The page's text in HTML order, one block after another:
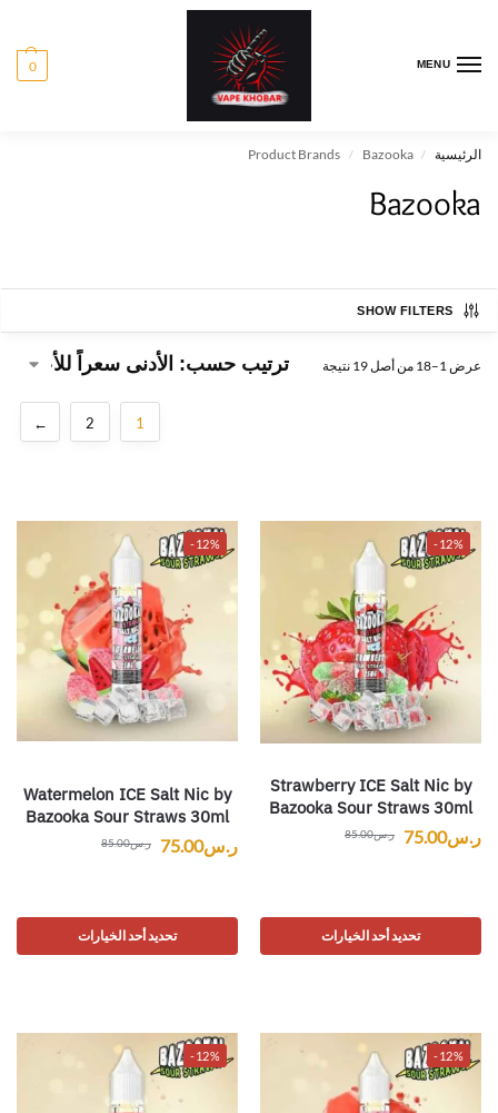
MENU
0
الرئيسية /
Product Brands / Bazooka
Bazooka
SHOW FILTERS
عرض 1–18 من أصل 19 نتيجة
1
2
←
-12%
Strawberry ICE Salt Nic by
Bazooka Sour Straws 30ml
ر.س85.00 ر.س75.00
تحديد أحد الخيارات
-12%
Watermelon ICE Salt Nic by
Bazooka Sour Straws 30ml
ر.س85.00 ر.س75.00
تحديد أحد الخيارات
-12%
-12%